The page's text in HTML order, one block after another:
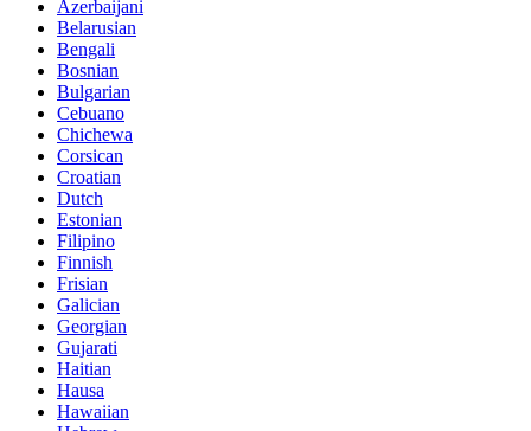
Azerbaijani
Belarusian
Bengali
Bosnian
Bulgarian
Cebuano
Chichewa
Corsican
Croatian
Dutch
Estonian
Filipino
Finnish
Frisian
Galician
Georgian
Gujarati
Haitian
Hausa
Hawaiian